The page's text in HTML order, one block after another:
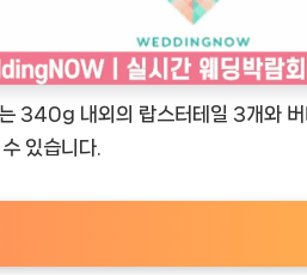
340g 내외의 랍스터테일 3개와
있습니다.